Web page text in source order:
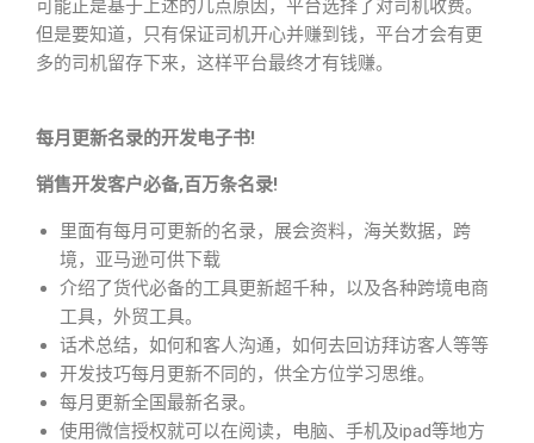
可能正是基于上述的几点原因，平台选择了对司机收费。
但是要知道，只有保证司机开心并赚到钱，平台才会有更
多的司机留存下来，这样平台最终才有钱赚。
每月更新名录的开发电子书!
销售开发客户必备,百万条名录!
里面有每月可更新的名录，展会资料，海关数据，跨
境，亚马逊可供下载
介绍了货代必备的工具更新超千种，以及各种跨境电商
工具，外贸工具。
话术总结，如何和客人沟通，如何去回访拜访客人等等
开发技巧每月更新不同的，供全方位学习思维。
每月更新全国最新名录。
使用微信授权就可以在阅读，电脑、手机及ipad等地方